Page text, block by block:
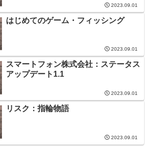
2023.09.01
はじめてのゲーム・フィッシング
2023.09.01
スマートフォン株式会社：ステータス
アップデート1.1
2023.09.01
リスク：指輪物語
2023.09.01